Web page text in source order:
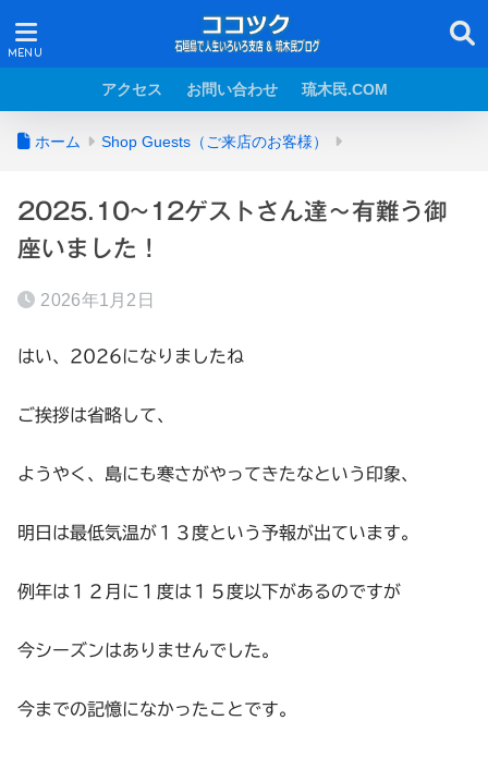
アクセス お問い合わせ 琉木民.COM
ホーム Shop Guests（ご来店のお客様）
2025.10~12ゲストさん達～有難う御
座いました！
2026年1月2日
はい、2026になりましたね
ご挨拶は省略して、
ようやく、島にも寒さがやってきたなという印象、
明日は最低気温が１３度という予報が出ています。
例年は１２月に１度は１５度以下があるのですが
今シーズンはありませんでした。
今までの記憶になかったことです。